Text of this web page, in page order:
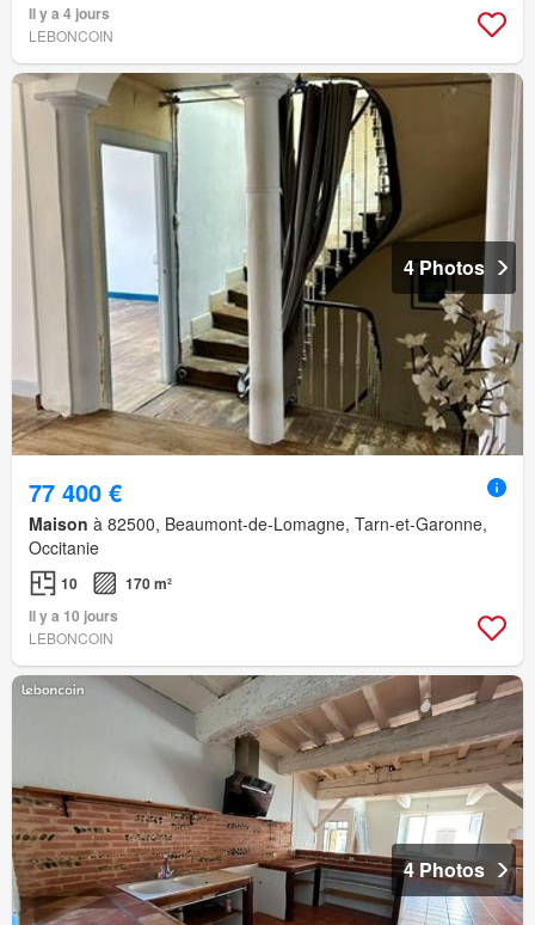
Il y a 4 jours
LEBONCOIN
4 Photos
77 400 €
Maison à 82500, Beaumont-de-Lomagne, Tarn-et-Garonne,
Occitanie
10
170 m²
Il y a 10 jours
LEBONCOIN
4 Photos